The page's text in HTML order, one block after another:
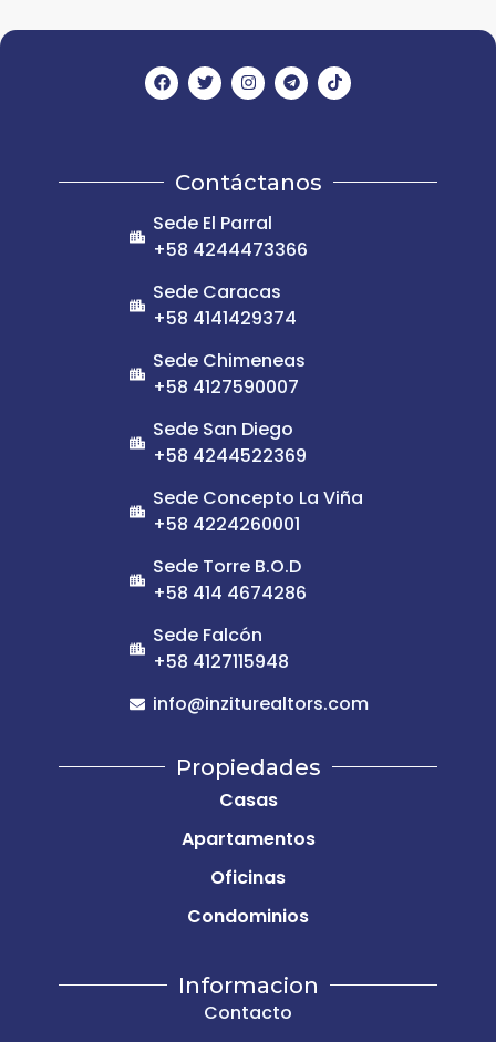
Contáctanos
Sede El Parral
+58 4244473366
Sede Caracas
+58 4141429374
Sede Chimeneas
+58 4127590007
Sede San Diego
+58 4244522369
Sede Concepto La Viña
+58 4224260001
Sede Torre B.O.D
+58 414 4674286
Sede Falcón
+58 4127115948
info@inziturealtors.com
Propiedades
Casas
Apartamentos
Oficinas
Condominios
Informacion
Contacto